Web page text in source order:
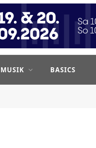
MUSIK BASICS